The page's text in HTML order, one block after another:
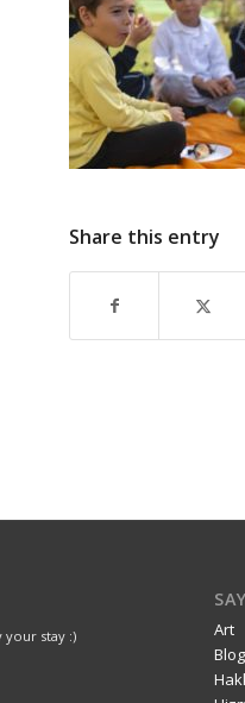
Share this entry
stay :)
Art
Blog